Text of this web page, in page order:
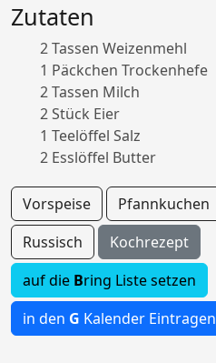
Zutaten
2 Tassen Weizenmehl
1 Päckchen Trockenhefe
2 Tassen Milch
2 Stück Eier
1 Teelöffel Salz
2 Esslöffel Butter
Vorspeise Pfannkuchen
Russisch
Kochrezept
auf die Bring Liste setzen
in den G Kalender Eintragen